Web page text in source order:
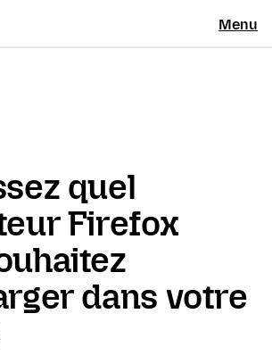
Menu
quel
Firefox
dans votre